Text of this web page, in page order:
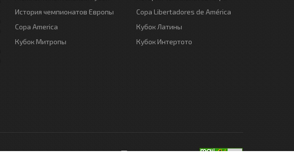
История чемпионатов Европы
Copa America
Кубок Митропы
Copa Libertadores de América
Кубок Латины
Кубок Интертото